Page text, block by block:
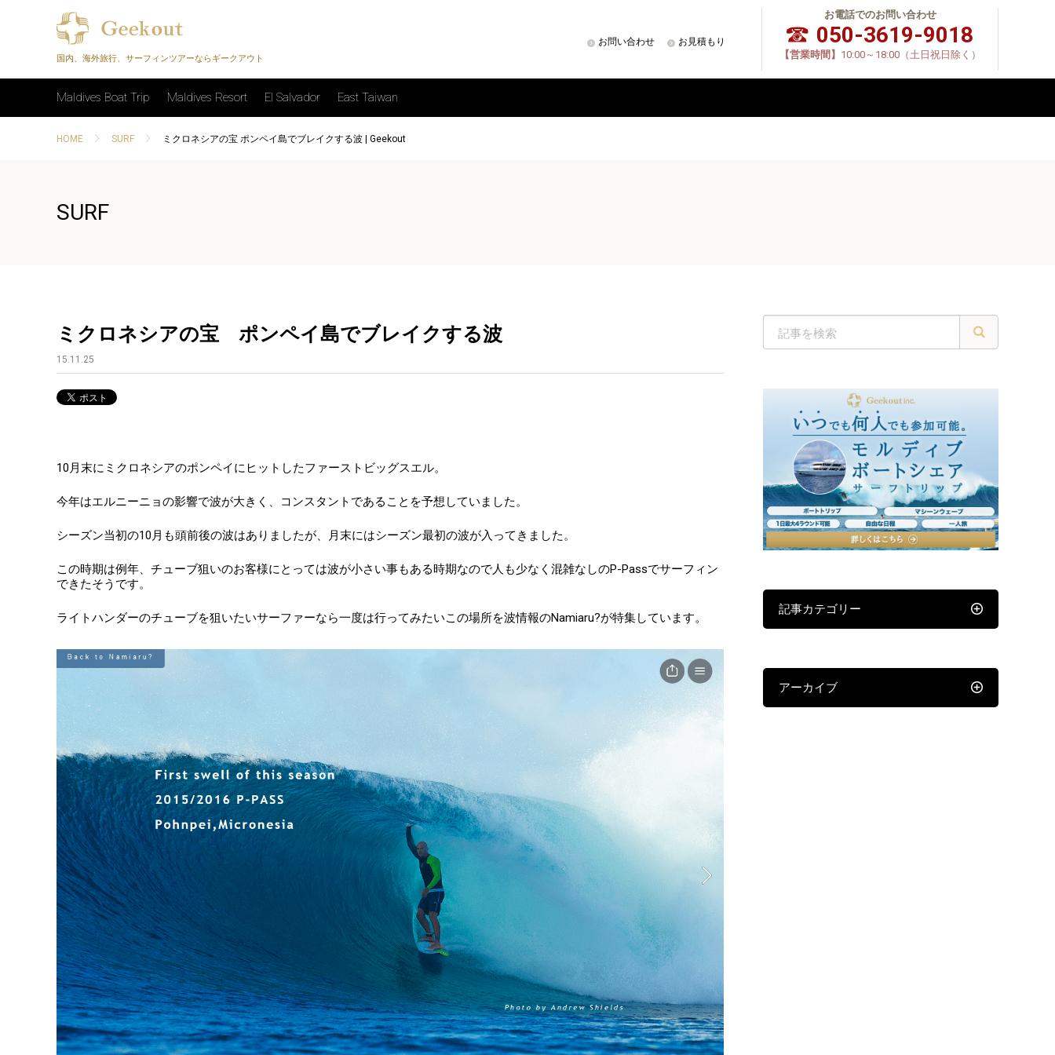
お問い合わせ お見積もり
国内、海外旅行、サーフィンツアーならギークアウト
お電話でのお問い合わせ
050-3619-9018
【営業時間】 10:00～18:00（土日祝日除く）
Maldives Boat Trip Maldives Resort El Salvador East Taiwan
HOME SURF ミクロネシアの宝 ポンペイ島でブレイクする波 | Geekout
SURF
ミクロネシアの宝 ポンペイ島でブレイクする波
15.11.25
10月末にミクロネシアのポンペイにヒットしたファーストビッグスエル。
今年はエルニーニョの影響で波が大きく、コンスタントであることを予想していました。
シーズン当初の10月も頭前後の波はありましたが、月末にはシーズン最初の波が入ってきました。
この時期は例年、チューブ狙いのお客様にとっては波が小さい事もある時期なので人も少なく混雑なしのP-Passでサーフィン
できたそうです。
ライトハンダーのチューブを狙いたいサーファーなら一度は行ってみたいこの場所を波情報のNamiaru?が特集しています。
記事カテゴリー
アーカイブ